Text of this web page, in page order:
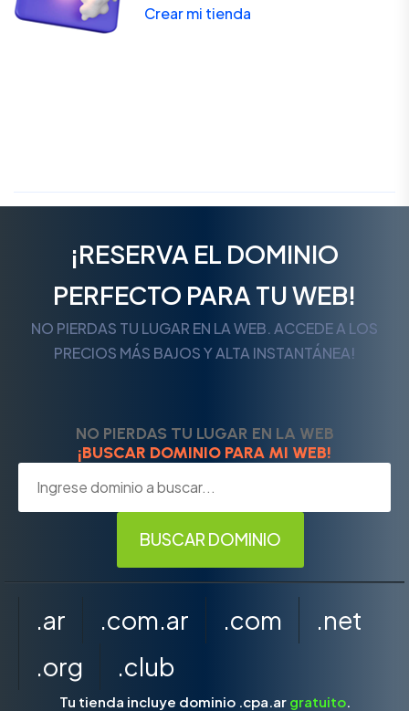
Crear mi tienda
¡RESERVA EL DOMINIO
PERFECTO PARA TU WEB!
NO PIERDAS TU LUGAR EN LA WEB. ACCEDE A LOS
PRECIOS MÁS BAJOS Y ALTA INSTANTÁNEA!
NO PIERDAS TU LUGAR EN LA WEB
¡BUSCAR DOMINIO PARA MI WEB!
.ar .com.ar .com
.net
.org
.club
Tu tienda incluye dominio .cpa.ar gratuito.